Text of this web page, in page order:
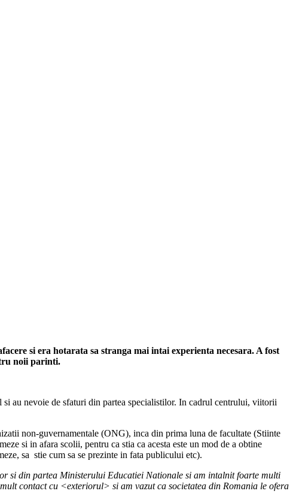
si era hotarata sa stranga mai intai experienta necesara. A fost
noii parinti.
au nevoie de sfaturi din partea specialistilor. In cadrul centrului, viitorii
non-guvernamentale (ONG), inca din prima luna de facultate (Stiinte
si in afara scolii, pentru ca stia ca acesta este un mod de a obtine
sa stie cum sa se prezinte in fata publicului etc).
si din partea Ministerului Educatiei Nationale si am intalnit foarte multi
contact cu <exteriorul> si am vazut ca societatea din Romania le ofera